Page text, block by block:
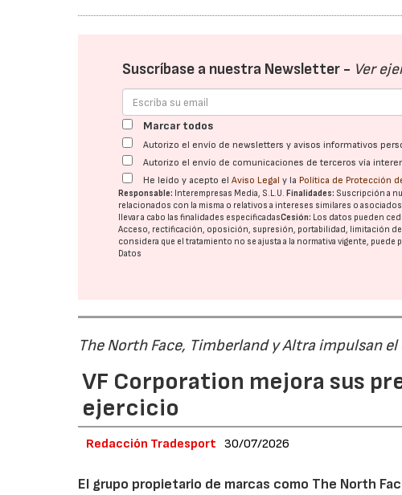
Suscríbase a nuestra Newsletter - Ver
Marcar todos
Autorizo el envío de newsletters y avisos informativos
Autorizo el envío de comunicaciones de terceros vía
He leído y acepto elAviso Legal y la Política de Protección
Responsable: Interempresas Media, S.L.U.Finalidades: Suscripción a
relacionados con la misma o relativos a intereses similares o
llevar a cabo las finalidades especificadasCesión: Los datos pueden
Acceso, rectificación, oposición, supresión, portabilidad, limitación
considera que el tratamiento no se ajusta a la normativa vigente, puede
Datos
The North Face, Timberland y Altra impulsan
VF Corporation mejora sus
ejercicio
Redacción Tradesport 30/07/2026
El grupo propietario de marcas como The North